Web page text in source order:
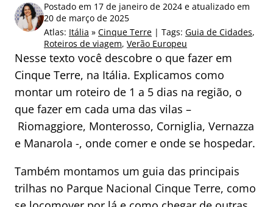
p
o
:
Postado em 17 de janeiro de 2024 e atualizado em
20 de março de 2025
Atlas: Itália » Cinque Terre | Tags: Guia de Cidades,
Roteiros de viagem, Verão Europeu
Nesse texto você descobre o que fazer em
Cinque Terre, na Itália. Explicamos como
montar um roteiro de 1 a 5 dias na região, o
que fazer em cada uma das vilas –
Riomaggiore, Monterosso, Corniglia, Vernazza
e Manarola -, onde comer e onde se hospedar.
Também montamos um guia das principais
trilhas no Parque Nacional Cinque Terre, como